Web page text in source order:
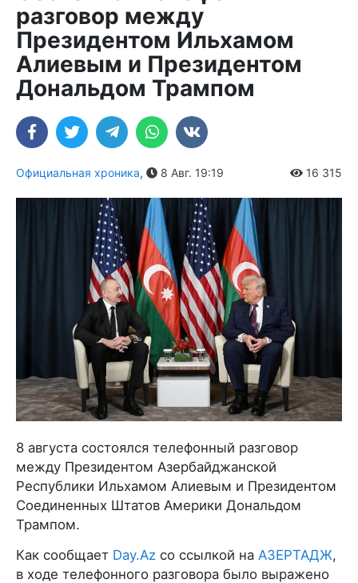
разговор между
Президентом Ильхамом
Алиевым и Президентом
Дональдом Трампом
Официальная хроника, 8 Авг. 19:19 16 315
8 августа состоялся телефонный разговор
между Президентом Азербайджанской
Республики Ильхамом Алиевым и Президентом
Соединенных Штатов Америки Дональдом
Трампом.
Как сообщает Day.Az со ссылкой на АЗЕРТАДЖ,
в ходе телефонного разговора было выражено